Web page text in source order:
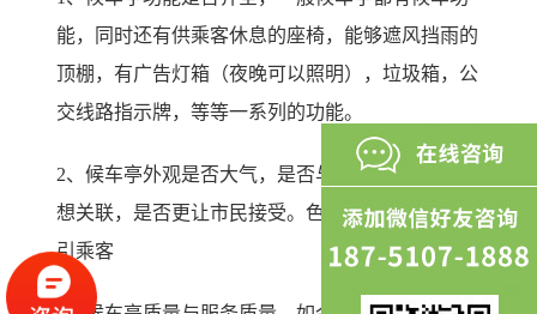
能，同时还有供乘客休息的座椅，能够遮风挡雨的
顶棚，有广告灯箱（夜晚可以照明），垃圾箱，公
交线路指示牌，等等一系列的功能。
2、候车亭外观是否大气，是否与当地的民族特色
想关联，是否更让市民接受。色彩搭配是否能够吸
引乘客